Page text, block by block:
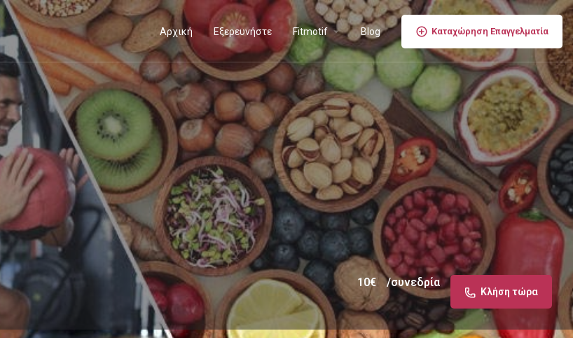
Αρχική Εξερευνήστε Fitmotif Blog Καταχώρηση Επαγγελματία
10€ /συνεδρία
Κλήση τώρα